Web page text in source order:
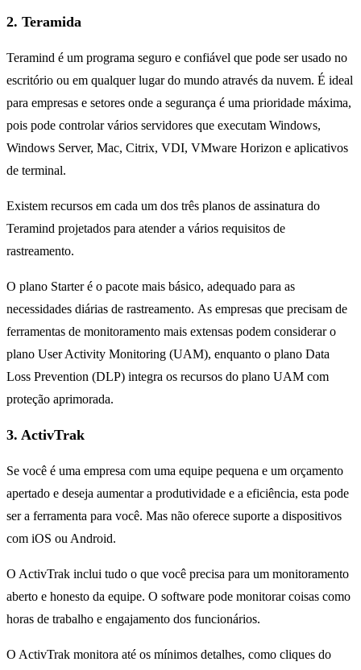
2. Teramida
Teramind é um programa seguro e confiável que pode ser usado no
escritório ou em qualquer lugar do mundo através da nuvem. É ideal
para empresas e setores onde a segurança é uma prioridade máxima,
pois pode controlar vários servidores que executam Windows,
Windows Server, Mac, Citrix, VDI, VMware Horizon e aplicativos
de terminal.
Existem recursos em cada um dos três planos de assinatura do
Teramind projetados para atender a vários requisitos de
rastreamento.
O plano Starter é o pacote mais básico, adequado para as
necessidades diárias de rastreamento. As empresas que precisam de
ferramentas de monitoramento mais extensas podem considerar o
plano User Activity Monitoring (UAM), enquanto o plano Data
Loss Prevention (DLP) integra os recursos do plano UAM com
proteção aprimorada.
3. ActivTrak
Se você é uma empresa com uma equipe pequena e um orçamento
apertado e deseja aumentar a produtividade e a eficiência, esta pode
ser a ferramenta para você. Mas não oferece suporte a dispositivos
com iOS ou Android.
O ActivTrak inclui tudo o que você precisa para um monitoramento
aberto e honesto da equipe. O software pode monitorar coisas como
horas de trabalho e engajamento dos funcionários.
O ActivTrak monitora até os mínimos detalhes, como cliques do